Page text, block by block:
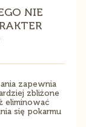
NIE
zapewnia
zbliżone
eliminować
się pokarmu